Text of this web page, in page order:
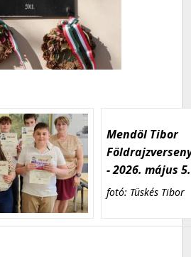
Mendöl Tibor
- 2026. május 5.
fotó: Tüskés Tibor